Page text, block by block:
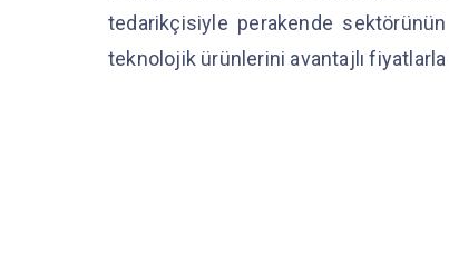
tedarikçisiyle perakende
teknolojik ürünlerini avantajlı